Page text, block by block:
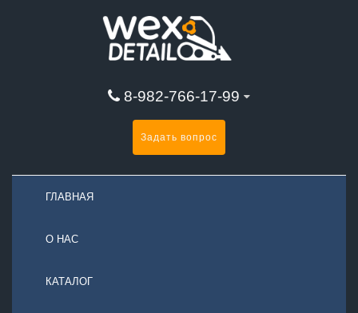
8-982-766-17-99
Задать вопрос
ГЛАВНАЯ
О НАС
КАТАЛОГ